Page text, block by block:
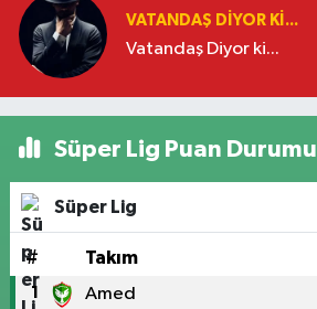
VATANDAŞ DIYOR KI...
Vatandaş Diyor ki...
Süper Lig Puan Durumu
Süper Lig
# Takım
1 Amed